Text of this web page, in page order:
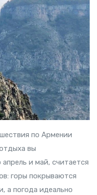
по Армении
вы
и май, считается
горы покрываются
а погода идеально